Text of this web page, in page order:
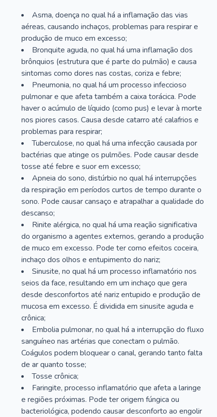
Asma, doença no qual há a inflamação das vias
aéreas, causando inchaços, problemas para respirar e
produção de muco em excesso;
Bronquite aguda, no qual há uma inflamação dos
brônquios (estrutura que é parte do pulmão) e causa
sintomas como dores nas costas, coriza e febre;
Pneumonia, no qual há um processo infeccioso
pulmonar e que afeta também a caixa torácica. Pode
haver o acúmulo de líquido (como pus) e levar à morte
nos piores casos. Causa desde catarro até calafrios e
problemas para respirar;
Tuberculose, no qual há uma infecção causada por
bactérias que atinge os pulmões. Pode causar desde
tosse até febre e suor em excesso;
Apneia do sono, distúrbio no qual há interrupções
da respiração em períodos curtos de tempo durante o
sono. Pode causar cansaço e atrapalhar a qualidade do
descanso;
Rinite alérgica, no qual há uma reação significativa
do organismo a agentes externos, gerando a produção
de muco em excesso. Pode ter como efeitos coceira,
inchaço dos olhos e entupimento do nariz;
Sinusite, no qual há um processo inflamatório nos
seios da face, resultando em um inchaço que gera
desde desconfortos até nariz entupido e produção de
mucosa em excesso. É dividida em sinusite aguda e
crônica;
Embolia pulmonar, no qual há a interrupção do fluxo
sanguíneo nas artérias que conectam o pulmão.
Coágulos podem bloquear o canal, gerando tanto falta
de ar quanto tosse;
Tosse crônica;
Faringite, processo inflamatório que afeta a laringe
e regiões próximas. Pode ter origem fúngica ou
bacteriológica, podendo causar desconforto ao engolir